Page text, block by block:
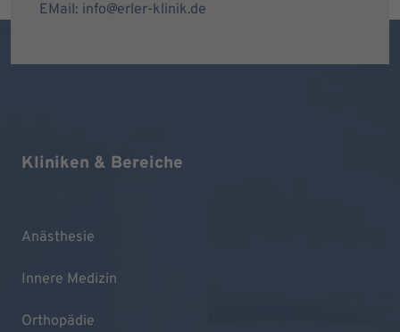
EMail: info@erler-klinik.de
Kliniken & Bereiche
Anästhesie
Innere Medizin
Orthopädie